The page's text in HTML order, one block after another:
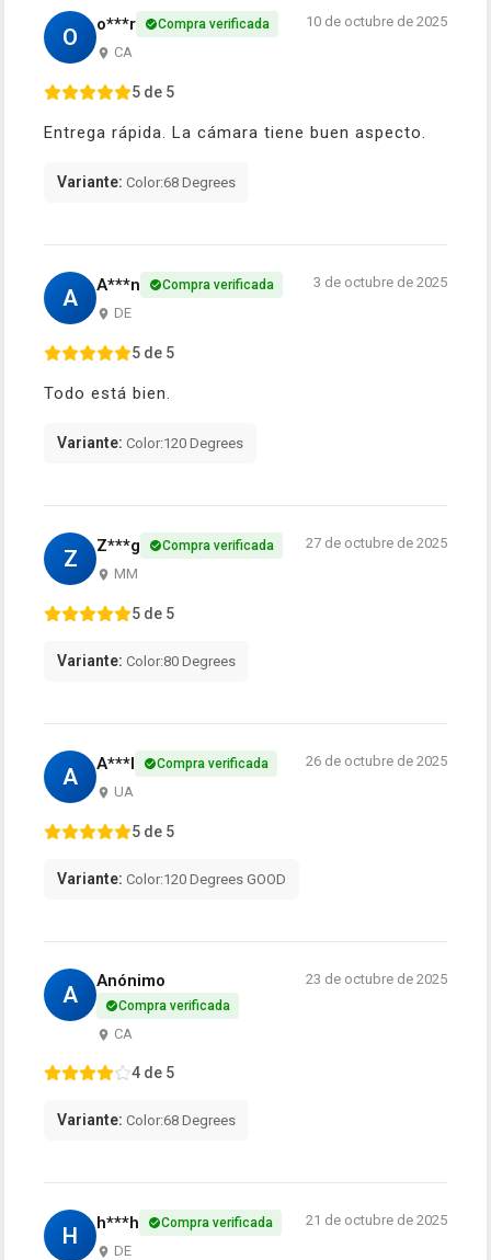
O o***r Compra verificada
CA
10 de octubre de 2025
5 de 5
Entrega rápida. La cámara tiene buen aspecto.
Variante: Color:68 Degrees
A A***n Compra verificada
DE
3 de octubre de 2025
5 de 5
Todo está bien.
Variante: Color:120 Degrees
Z Z***g Compra verificada
MM
27 de octubre de 2025
5 de 5
Variante: Color:80 Degrees
A A***l Compra verificada
UA
26 de octubre de 2025
5 de 5
Variante: Color:120 Degrees GOOD
A
Anónimo
Compra verificada
CA
23 de octubre de 2025
4 de 5
Variante: Color:68 Degrees
H h***h Compra verificada
DE
21 de octubre de 2025